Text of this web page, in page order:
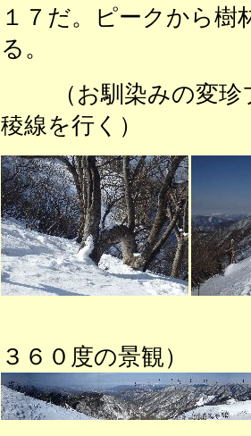
１７だ。ピークから樹
る。
（お馴染みの変
稜線を行く）
３６０度の景観）